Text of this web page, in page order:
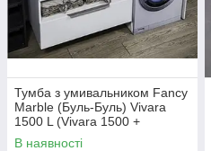
Тумба з умивальником Fancy
Marble (Буль-Буль) Vivara
1500 L (Vivara 1500 +
5615301) біла
В наявності